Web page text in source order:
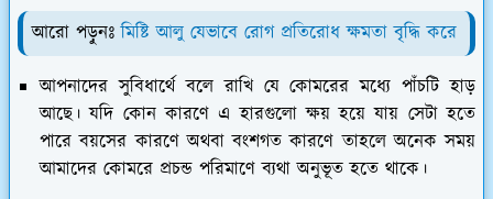
আরো পড়ুনঃমিষ্টি আলু যেভাবে রোগ প্রতিরোধ ক্ষমতা বৃদ্ধি করে
আপনাদের সুবিধার্থে বলে রাখি যে কোমরের মধ্যে পাঁচটি হাড়
আছে। যদি কোন কারণে এ হারগুলো ক্ষয় হয়ে যায় সেটা হতে
পারে বয়সের কারণে অথবা বংশগত কারণে তাহলে অনেক সময়
আমাদের কোমরে প্রচন্ড পরিমাণে ব্যথা অনুভূত হতে থাকে।